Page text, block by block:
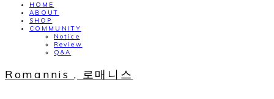
HOME
ABOUT
SHOP
COMMUNITY
Notice
Review
Q&A
Romannis , 로매니스